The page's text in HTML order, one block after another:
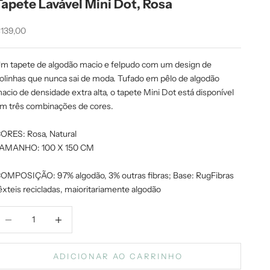
Lavável Mini Dot, Rosa
promocional
tapete de algodão macio e felpudo com um design de
que nunca sai de moda. Tufado em pêlo de algodão
de densidade extra alta, o tapete Mini Dot está disponível
três combinações de cores.
Rosa, Natural
100 X 150 CM
97% algodão, 3% outras fibras; Base: RugFibras
recicladas, maioritariamente algodão
ADICIONAR AO CARRINHO